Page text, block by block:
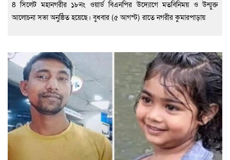
8 সিলেট মহানগরীর ১৮নং ওয়ার্ড বিএনপির উদ্যোগে মতবিনিময় ও উন্মুক্ত
আলোচনা সভা অনুষ্ঠিত হয়েছে। বুধবার (৫ আগস্ট) রাতে নগরীর কুমারপাড়ায়